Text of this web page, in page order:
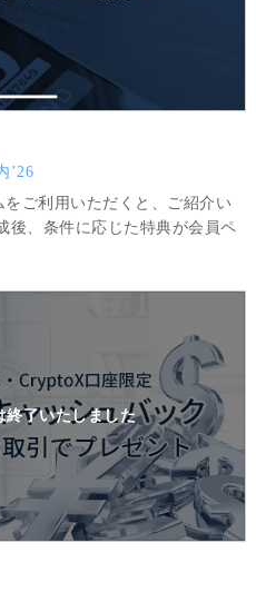
終了いたしました
’26
ご利用いただくと、ご紹介い
後、条件に応じた特典が会員ペ